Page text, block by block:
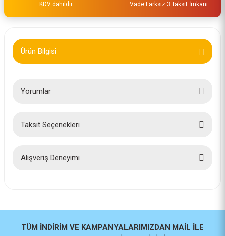
KDV dahildir. Vade Farksız 3 Taksit İmkanı
Ürün Bilgisi
Yorumlar
Taksit Seçenekleri
Alışveriş Deneyimi
TÜM İNDİRİM VE KAMPANYALARIMIZDAN MAİL İLE